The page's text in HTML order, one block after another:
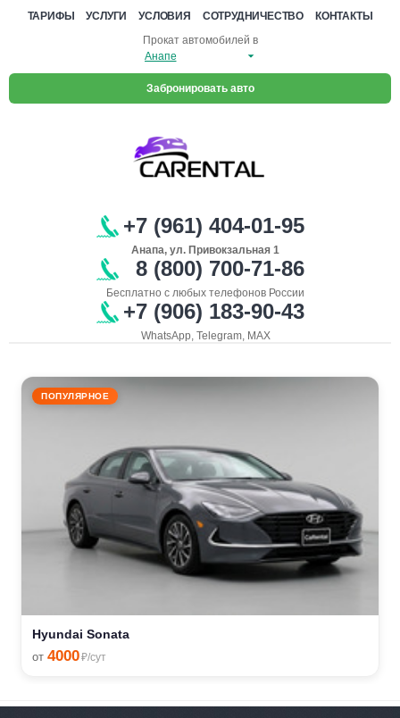
ТАРИФЫ УСЛУГИ УСЛОВИЯ СОТРУДНИЧЕСТВО
КОНТАКТЫ
Прокат автомобилей в
Забронировать авто
+7 (961) 404-01-95
Анапа, ул. Привокзальная 1
8 (800) 700-71-86
Бесплатно с любых телефонов России
+7 (906) 183-90-43
WhatsApp, Telegram, MAX
ПОПУЛЯРНОЕ
Hyundai Sonata
от 4000₽/сут